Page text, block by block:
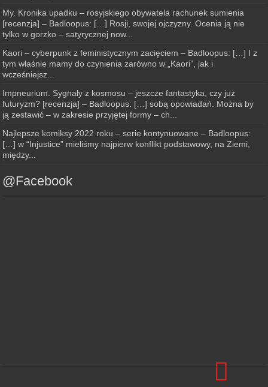
My. Kronika upadku – rosyjskiego obywatela rachunek sumienia
[recenzja] – Badloopus: […] Rosji, swojej ojczyzny. Ocenia ją nie
tylko w gorzko – satyrycznej now...
Kaori – cyberpunk z feministycznym zacięciem – Badloopus: […] I z
tym właśnie mamy do czynienia zarówno w „Kaori”, jak i
wcześniejsz...
Impneurium. Sygnały z kosmosu – jeszcze fantastyka, czy już
futuryzm? [recenzja] – Badloopus: […] sobą opowiadań. Można by
ją zestawić – w zakresie przyjętej formy – ch...
Najlepsze komiksy 2022 roku – serie kontynuowane – Badloopus:
[…] w “Injustice” mieliśmy najpierw konflikt podstawowy, na Ziemi,
między...
@Facebook